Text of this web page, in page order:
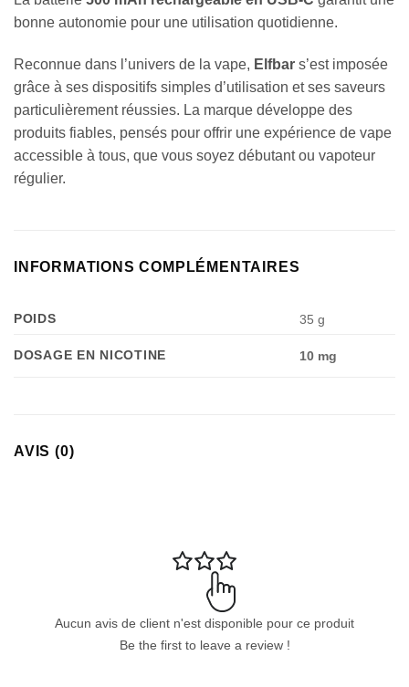
bonne autonomie pour une utilisation quotidienne.
Reconnue dans l’univers de la vape, Elfbar s’est imposée
grâce à ses dispositifs simples d’utilisation et ses saveurs
particulièrement réussies. La marque développe des
produits fiables, pensés pour offrir une expérience de vape
accessible à tous, que vous soyez débutant ou vapoteur
régulier.
INFORMATIONS COMPLÉMENTAIRES
POIDS 35 g
DOSAGE EN NICOTINE 10 mg
AVIS (0)
Aucun avis de client n'est disponible pour ce produit
Be the first to leave a review !